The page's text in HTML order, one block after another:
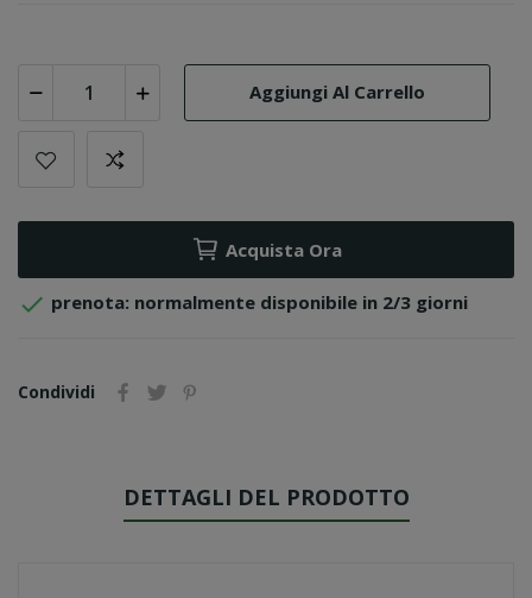
Aggiungi Al Carrello
Acquista Ora
 prenota: normalmente disponibile in 2/3 giorni
Condividi
DETTAGLI DEL PRODOTTO